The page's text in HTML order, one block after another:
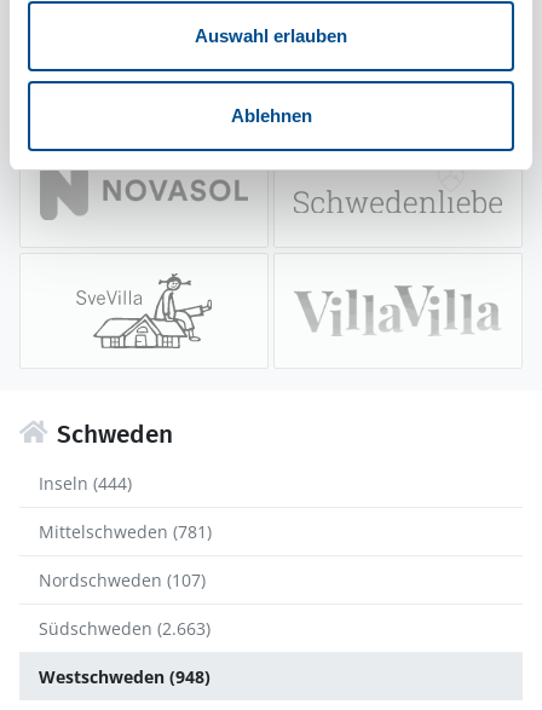
Auswahl erlauben
Ablehnen
Schweden
Inseln (444)
Mittelschweden (781)
Nordschweden (107)
Südschweden (2.663)
Westschweden (948)